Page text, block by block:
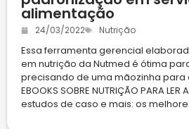
alimentação
24/03/2022 Nutrição
Essa ferramenta gerencial
em nutrição da Nutmed é ótima
precisando de uma mãozinha para
EBOOKS SOBRE NUTRIÇÃO PARA
estudos de caso e mais: os